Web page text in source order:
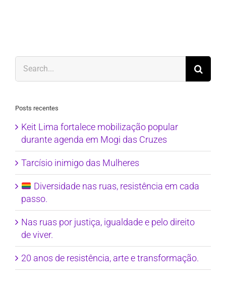
for:
Posts recentes
Keit Lima fortalece mobilização popular
durante agenda em Mogi das Cruzes
Tarcísio inimigo das Mulheres
Diversidade nas ruas, resistência em cada
passo.
Nas ruas por justiça, igualdade e pelo direito
de viver.
20 anos de resistência, arte e transformação.